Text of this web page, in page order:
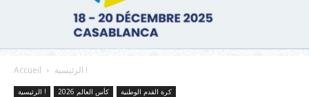
Accueil الرئيسية !
الرئيسية ! كأس العالم 2026 كرة القدم الوطنية